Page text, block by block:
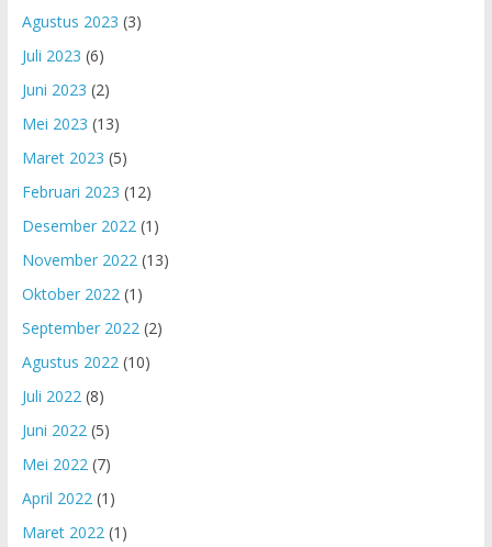
Agustus 2023 (3)
Juli 2023 (6)
Juni 2023 (2)
Mei 2023 (13)
Maret 2023 (5)
Februari 2023 (12)
Desember 2022(1)
November 2022(13)
Oktober 2022(1)
September 2022(2)
Agustus 2022(10)
Juli 2022(8)
Juni 2022(5)
Mei 2022(7)
April 2022(1)
Maret 2022(1)